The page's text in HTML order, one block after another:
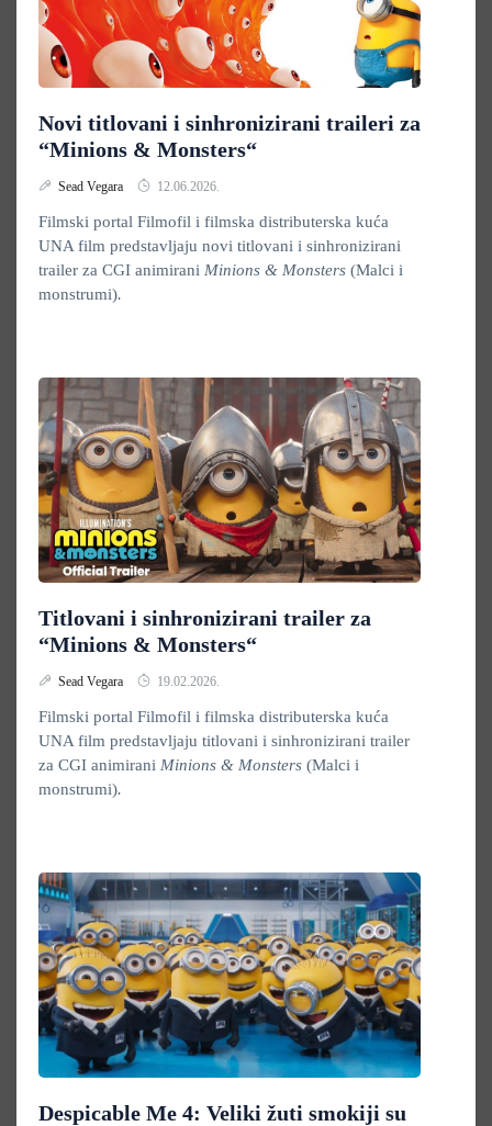
Novi titlovani i sinhronizirani traileri za
“Minions & Monsters“
Sead Vegara 12.06.2026.
Filmski portal Filmofil i filmska distributerska kuća
UNA film predstavljaju novi titlovani i sinhronizirani
trailer za CGI animirani Minions & Monsters (Malci i
monstrumi).
Titlovani i sinhronizirani trailer za
“Minions & Monsters“
Sead Vegara 19.02.2026.
Filmski portal Filmofil i filmska distributerska kuća
UNA film predstavljaju titlovani i sinhronizirani trailer
za CGI animirani Minions & Monsters (Malci i
monstrumi).
Despicable Me 4: Veliki žuti smokiji su